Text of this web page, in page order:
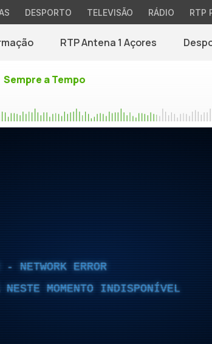
DESPORTO TELEVISÃO RÁDIO RTP
RTP Antena 1 Açores
Sempre a Tempo
NETWORK ERROR
NESTE MOMENTO INDISPONÍVEL